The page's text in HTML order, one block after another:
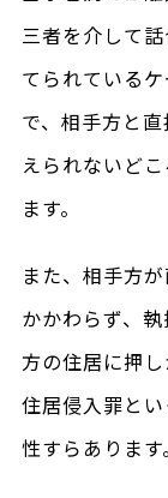
三者を介して
てられている
で、相手方と
えられないど
ます。
また、相手方
かかわらず、
方の住居に押
住居侵入罪と
性すらあります。